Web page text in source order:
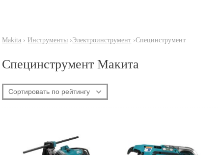
Makita ›Инструменты ›Электроинструмент ›Специнструмент
Специнструмент Макита
Сортировать по рейтингу